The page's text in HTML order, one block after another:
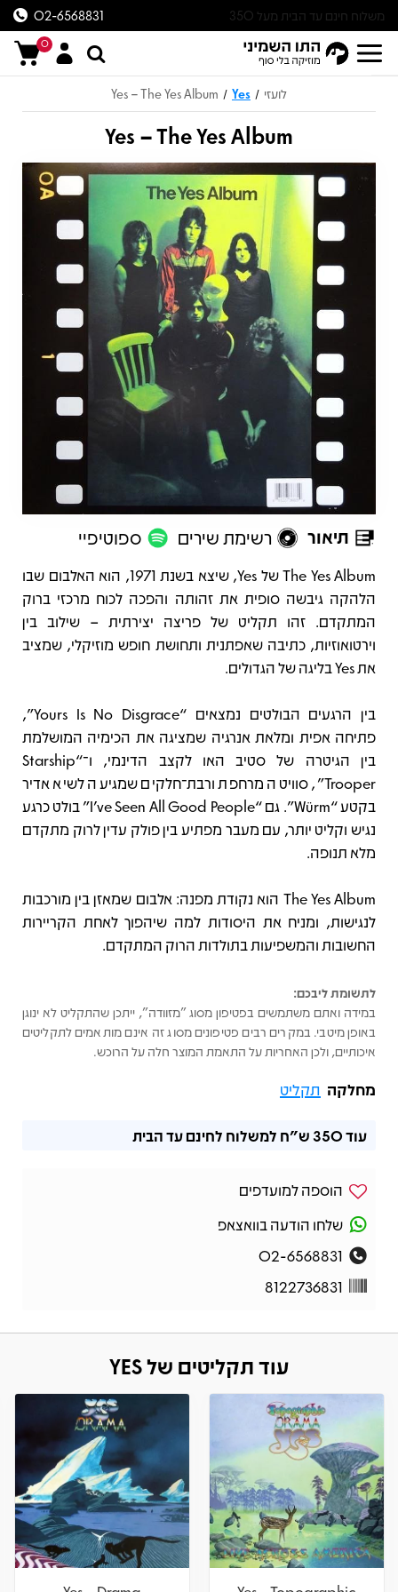
משלוח חינם עד הבית מעל 350
ש״ח
02-6568831
0
לועזי /
Yes
/
Yes – The Yes Album
Yes – The Yes Album
תיאור רשימת שירים ספוטיפיי
תיאור
The Yes Album של Yes, שיצא בשנת 1971, הוא האלבום שבו
הלהקה גיבשה סופית את זהותה והפכה לכוח מרכזי ברוק
המתקדם. זהו תקליט של פריצה יצירתית – שילוב בין
וירטואוזיות, כתיבה שאפתנית ותחושת חופש מוזיקלי, שמציב
את Yes בליגה של הגדולים.
בין הרגעים הבולטים נמצאים “Yours Is No Disgrace”,
פתיחה אפית ומלאת אנרגיה שמציגה את הכימיה המושלמת
בין הגיטרה של סטיב האו לקצב הדינמי, ו־“Starship
Trooper”, סוויטה מרחפת ורבת־חלקים שמגיעה לשיא אדיר
בקטע “Würm”. גם “I’ve Seen All Good People” בולט כרגע
נגיש וקליט יותר, עם מעבר מפתיע בין פולק עדין לרוק מתקדם
מלא תנופה.
The Yes Album הוא נקודת מפנה: אלבום שמאזן בין מורכבות
לנגישות, ומניח את היסודות למה שיהפוך לאחת הקריירות
החשובות והמשפיעות בתולדות הרוק המתקדם.
לתשומת ליבכם:
במידה ואתם משתמשים בפטיפון מסוג "מזוודה", ייתכן שהתקליט לא ינוגן
באופן מיטבי. במקרים רבים פטיפונים מסוג זה אינם מותאמים לתקליטים
איכותיים, ולכן האחריות על התאמת המוצר חלה על הרוכש.
מחלקה תקליט
עוד350 ש"ח למשלוח לחינם עד הבית
הוספה למועדפים
שלחו הודעה בוואצאפ
02-6568831
8122736831
עוד תקליטים של YES